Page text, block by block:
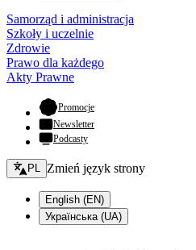
Samorząd i administracja
Szkoły i uczelnie
Zdrowie
Prawo dla każdego
Akty Prawne
Promocje- otwiera się w nowej karcie
Newsletter
Podcasty
Zmień język - bieżący:
PL Zmień język strony
English (EN)
Українська (UA)